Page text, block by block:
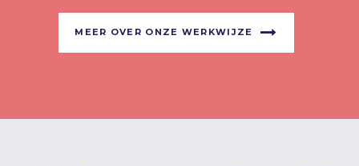
MEER OVER ONZE WERKWIJZE